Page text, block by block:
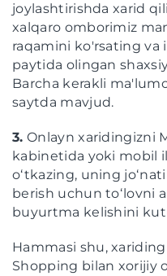
joylashtirishda xarid
xalqaro omborimiz
raqamini ko'rsating va
paytida olingan
Barcha kerakli
saytda mavjud.
3. Onlayn xaridingizni
kabinetida yoki mobil
oʻtkazing, uning
berish uchun toʻlovni
buyurtma kelishini
Hammasi shu,
Shopping bilan xorijiy